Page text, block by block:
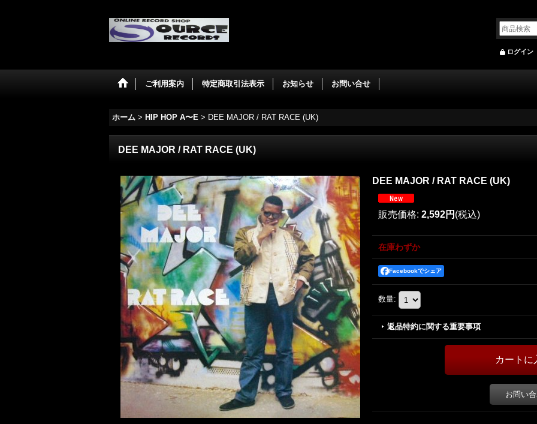
ログイン
ご利用案内 特定商取引法表示 お知らせ お問い合せ
ホーム > HIP HOP A〜E > DEE MAJOR ‎/ RAT RACE (UK)
DEE MAJOR ‎/ RAT RACE (UK)
DEE MAJOR ‎/ RAT RACE (UK)
販売価格: 2,592円 (税込)
在庫わずか
Facebookでシェア
数量:
返品特約に関する重要事項
お問い